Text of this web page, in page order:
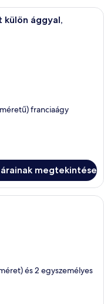
szállodai szoba, két
külön ággyal,
franciaágy
megtekintése
melyben két szék áll, és
és 2 egyszemélyes